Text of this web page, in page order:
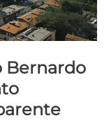
Bernardo